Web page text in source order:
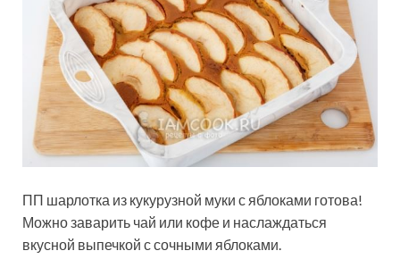
ПП шарлотка из кукурузной муки с яблоками готова!
Можно заварить чай или кофе и наслаждаться
вкусной выпечкой с сочными яблоками.